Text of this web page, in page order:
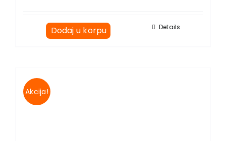
Dodaj u korpu Details
Akcija!